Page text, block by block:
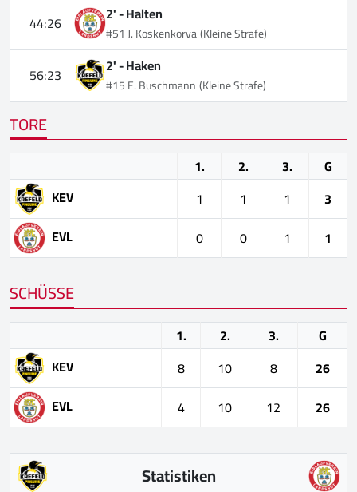
44:26
2' -Halten
#51 J. Koskenkorva(Kleine Strafe)
56:23 2' -Haken
#15 E. Buschmann(Kleine Strafe)
TORE
1. 2. 3.
G
KEV
1 1 1
3
EVL
0 0 1 1
SCHÜSSE
1. 2. 3.
G
KEV
8 10 8
26
EVL
4 10 12 26
Statistiken